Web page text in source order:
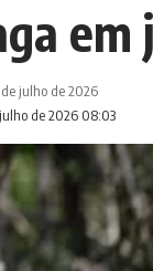
de 2026 08:03
julho de 2026